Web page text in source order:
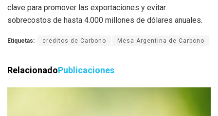
clave para promover las exportaciones y evitar
sobrecostos de hasta 4.000 millones de dólares anuales.
Etiquetas: creditos de Carbono Mesa Argentina de Carbono
RelacionadoPublicaciones